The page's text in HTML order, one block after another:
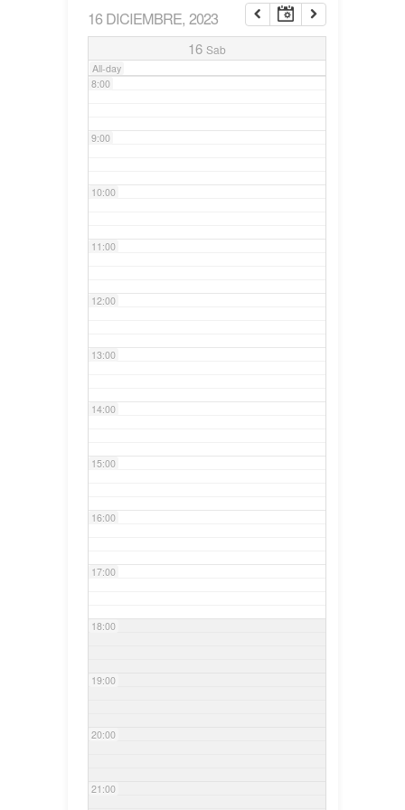
16 DICIEMBRE, 2023
16 Sab
All-day
7:00
8:00
9:00
10:00
11:00
12:00
13:00
14:00
15:00
16:00
17:00
18:00
19:00
20:00
21:00